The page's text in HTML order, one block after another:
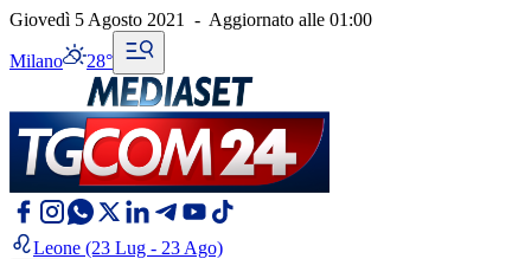
Giovedì 5 Agosto 2021 - Aggiornato alle 01:00
Milano 28°
Leone (23 Lug - 23 Ago)